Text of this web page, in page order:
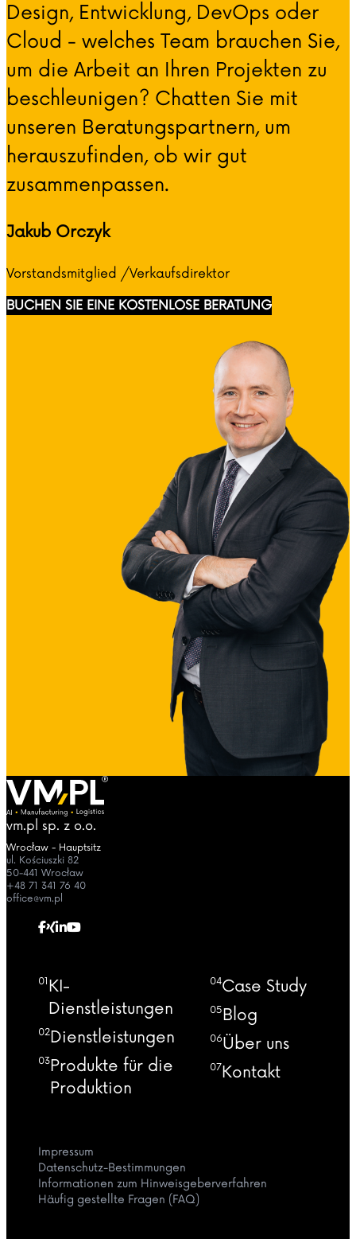
Design, Entwicklung, DevOps oder
Cloud - welches Team brauchen Sie,
um die Arbeit an Ihren Projekten zu
beschleunigen? Chatten Sie mit
unseren Beratungspartnern, um
herauszufinden, ob wir gut
zusammenpassen.
Jakub Orczyk
Vorstandsmitglied /Verkaufsdirektor
BUCHEN SIE EINE KOSTENLOSE BERATUNG
vm.pl sp. z o.o.
Wrocław - Hauptsitz
ul. Kościuszki 82
50-441 Wrocław
+48 71 341 76 40
office@vm.pl
01 KI-
Dienstleistungen
02Dienstleistungen
03Produkte für die
Produktion
04Case Study
05Blog
06Über uns
07Kontakt
Impressum
Datenschutz-Bestimmungen
Informationen zum Hinweisgeberverfahren
Häufig gestellte Fragen (FAQ)